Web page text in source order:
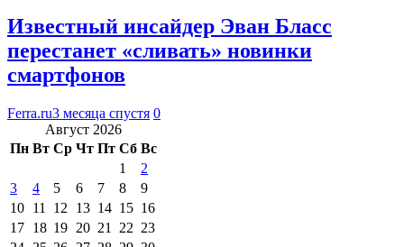
Известный инсайдер Эван Бласс
перестанет «сливать» новинки
смартфонов
Ferra.ru3 месяца спустя 0
Август 2026
Пн Вт Ср Чт Пт Сб Вс
1
2
3
4 5 6 7 8
9
10 11 12 13 14 15 16
17 18 19 20 21 22 23